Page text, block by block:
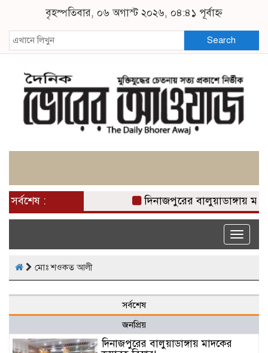
বৃহস্পতিবার, ০৬ অগাস্ট ২০২৬, ০৪:৪১ পূর্বাহ্ন
Search
সর্বশেষ : দিনাজপুরের বালুয়াডাঙ্গায়
Toggle
মোঃ শওকত আলী
সর্বশেষ
জনপ্রিয়
দিনাজপুরের বালুয়াডাঙ্গায় মাদকের